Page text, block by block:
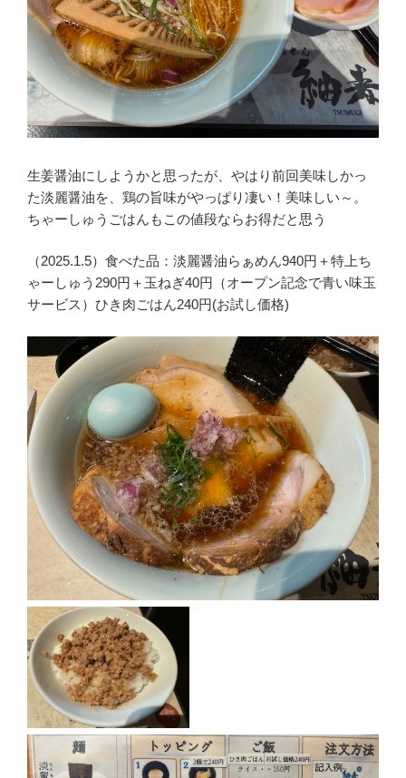
生姜醤油にしようかと思ったが、やはり前回美味しかっ
た淡麗醤油を、鶏の旨味がやっぱり凄い！美味しい～。
ちゃーしゅうごはんもこの値段ならお得だと思う
（2025.1.5）食べた品：淡麗醤油らぁめん940円＋特上ち
ゃーしゅう290円＋玉ねぎ40円（オープン記念で青い味玉
サービス）ひき肉ごはん240円(お試し価格)